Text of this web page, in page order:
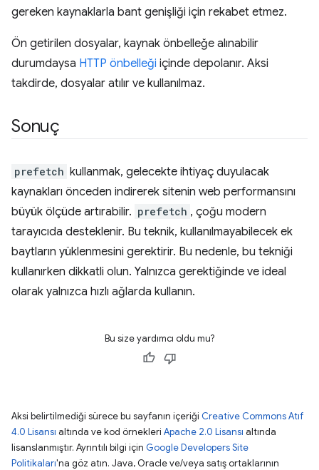
gereken kaynaklarla bant genişliği için rekabet etmez.
Ön getirilen dosyalar, kaynak önbelleğe alınabilir
durumdaysa HTTP önbelleği içinde depolanır. Aksi
takdirde, dosyalar atılır ve kullanılmaz.
Sonuç
prefetch kullanmak, gelecekte ihtiyaç duyulacak
kaynakları önceden indirerek sitenin web performansını
büyük ölçüde artırabilir. prefetch , çoğu modern
tarayıcıda desteklenir. Bu teknik, kullanılmayabilecek ek
baytların yüklenmesini gerektirir. Bu nedenle, bu tekniği
kullanırken dikkatli olun. Yalnızca gerektiğinde ve ideal
olarak yalnızca hızlı ağlarda kullanın.
Bu size yardımcı oldu mu?
Aksi belirtilmediği sürece bu sayfanın içeriği Creative Commons Atıf
4.0 Lisansı altında ve kod örnekleri Apache 2.0 Lisansı altında
lisanslanmıştır. Ayrıntılı bilgi için Google Developers Site
Politikaları'na göz atın. Java, Oracle ve/veya satış ortaklarının